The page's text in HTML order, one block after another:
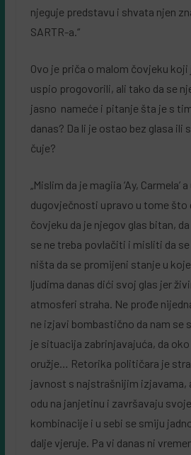
njeguje predstavu i shvata njen
SARTR-a.“
Ovo je priča o malom čovjeku koji
uspio progovorili, ali tako da se
jasno nameće i pitanje šta je s
danas? Da li je ostao bez glasa ili
čuje?
„Mislim da je magiia ‘Ay, Carmela’
dugovječnosti upravo u tome što
čovjeku da je njegov glas bitan,
se ne treba povlačiti i misliti da
ništa da se promijeni stanje u
ljudima danas dići svoj glas jer
atmosferi straha. Ne prođe
ne izjavi bombastično da nam se
je situacija zabrinjavajuća, da
oružje… Retorika političara je
javnost s najstrašnijim izjavama,
odu na janjetinu i završavaju
kombinacije i u sebi se smiju
dalje vjeruje. Pa vi danas ni